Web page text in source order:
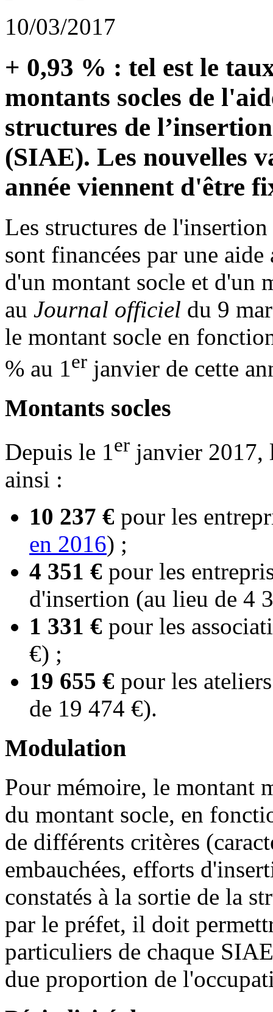
10/03/2017
+ 0,93 % : tel est le
montants socles de
structures de
(SIAE). Les nouvelles
année viennent d'être
Les structures de
sont financées par une
d'un montant socle et d'un
au Journal officiel du 9
le montant socle en
% au 1er janvier de cette
Montants socles
Depuis le 1er janvier 2017,
ainsi :
10 237 € pour les
en 2016) ;
4 351 € pour les
d'insertion (au lieu de 4
1 331 € pour les
€) ;
19 655 € pour les
de 19 474 €).
Modulation
Pour mémoire, le montant
du montant socle, en
de différents critères
embauchées, efforts
constatés à la sortie de la
par le préfet, il doit
particuliers de chaque
due proportion de